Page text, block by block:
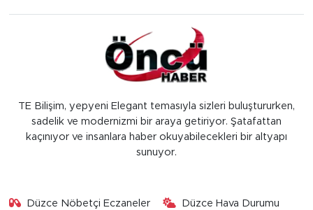
TE Bilişim, yepyeni Elegant temasıyla sizleri buluştururken,
sadelik ve modernizmi bir araya getiriyor. Şatafattan
kaçınıyor ve insanlara haber okuyabilecekleri bir altyapı
sunuyor.
Düzce Nöbetçi Eczaneler Düzce Hava Durumu